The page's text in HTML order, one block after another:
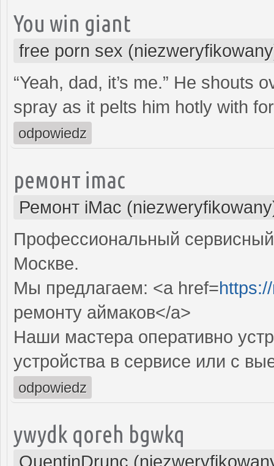
You win giant
free porn sex
“Yeah, dad, it’s me.” He shouts
spray as it pelts him hotly with
odpowiedz
ремонт imac
Ремонт iMac
Профессиональный
Москве.
Мы предлагаем: <a href=
ремонту аймаков</a>
Наши мастера оперативно
устройства в сервисе или с
odpowiedz
ywydk qoreh bgwkq
QuentinDrunc